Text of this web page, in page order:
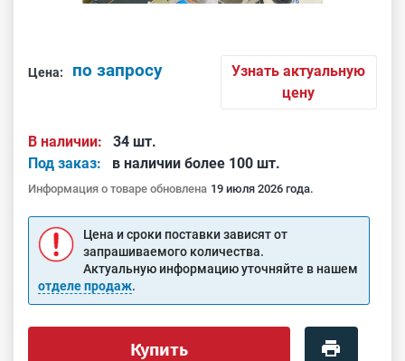
Цена: по запросу
Узнать актуальную
цену
В наличии:
34 шт.
Под заказ:
в наличии более 100 шт.
Информация о товаре обновлена 19 июля 2026 года.
Цена и сроки поставки зависят от
запрашиваемого количества.
Актуальную информацию уточняйте в нашем
отделе продаж.
Купить